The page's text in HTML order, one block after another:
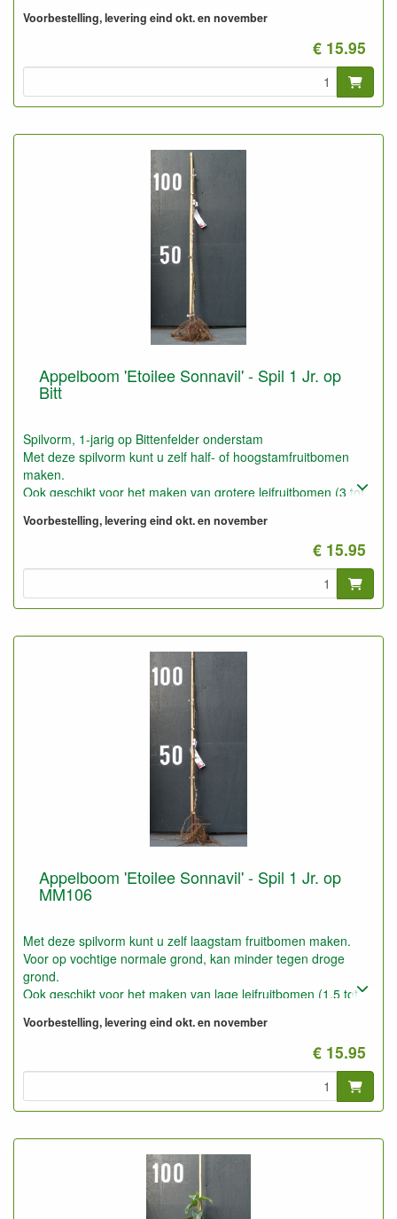
Ook geschikt voor het maken van lage leifruitbomen (1,5 tot
Deze onderstam is zeer winterhard, kan beter op wat minder
goeie grond en wat droger staan vergeleken met M9 en M26.
De groeikracht zit tussen M9 en M26 in.
Voorbestelling, levering eind okt. en november
€ 15.95
Appelboom 'Etoilee Sonnavil' - Spil 1 Jr. op
Bitt
Spilvorm, 1-jarig op Bittenfelder onderstam
Met deze spilvorm kunt u zelf half- of hoogstamfruitbomen
maken.
Ook geschikt voor het maken van grotere leifruitbomen (3 tot
Deze planten kunt u ook gebruiken voor laagstam op slechte
Voorbestelling, levering eind okt. en november
€ 15.95
Appelboom 'Etoilee Sonnavil' - Spil 1 Jr. op
MM106
Met deze spilvorm kunt u zelf laagstam fruitbomen maken.
Voor op vochtige normale grond, kan minder tegen droge
grond.
Ook geschikt voor het maken van lage leifruitbomen (1,5 tot
Op zeer goede gronden ook geschikt voor Halfstam.
Voorbestelling, levering eind okt. en november
€ 15.95